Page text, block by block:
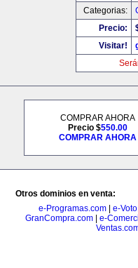
Categorias:
Precio:
Visitar!
COMPRAR AHORA
Precio $550.00
COMPRAR AHORA
Otros dominios en venta:
e-Programas.com
e-
GranCompra.com
e-